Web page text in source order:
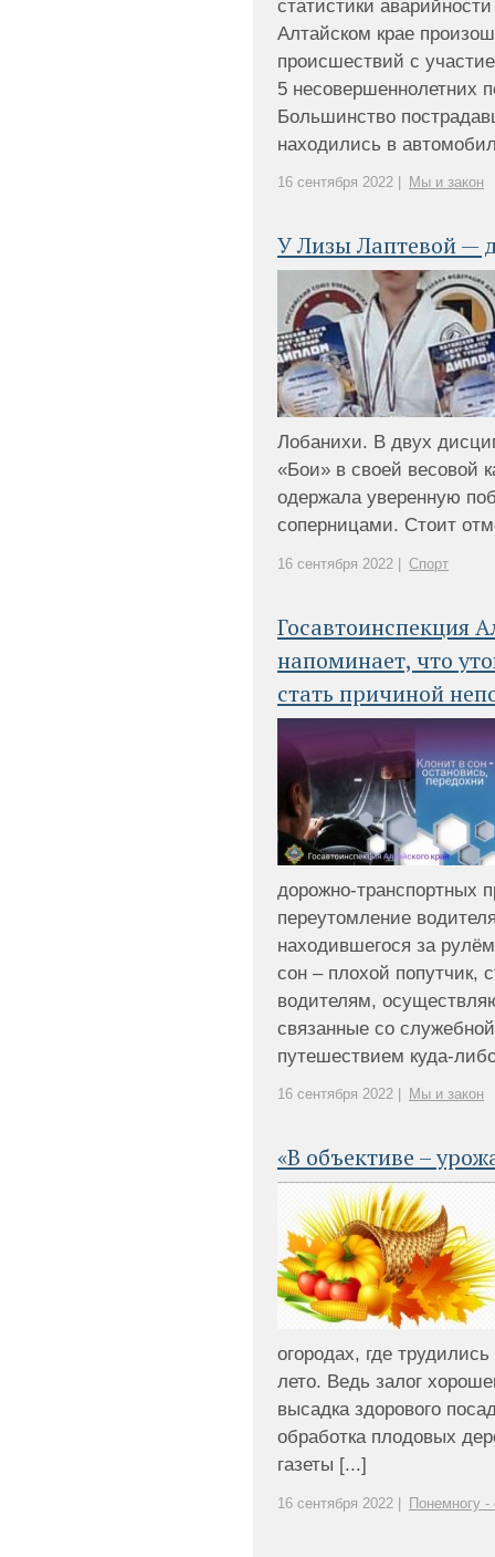
статистики
Алтайском крае
происшествий с
5 несовершеннолетних
Большинство
находились в
16 сентября 2022 | Мы и закон
У Лизы Лаптевой —
Лобанихи. В двух
«Бои» в своей весовой
одержала уверенную
соперницами. Стоит
16 сентября 2022 | Спорт
Госавтоинспекция
напоминает, что
стать причиной
дорожно-транспортных
переутомление
находившегося за
сон – плохой попутчик,
водителям,
связанные со
путешествием куда-
16 сентября 2022 | Мы и закон
«В объективе –
огородах, где
лето. Ведь залог
высадка здорового
обработка плодовых
газеты [...]
16 сентября 2022 | Понемногу -